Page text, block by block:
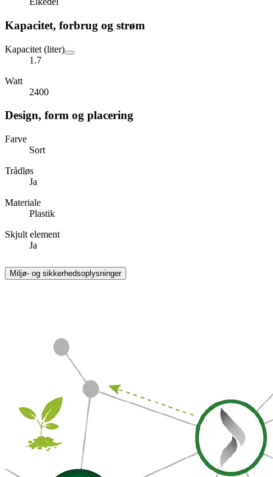
Kapacitet, forbrug og strøm
Kapacitet (liter)
1.7
Watt
2400
Design, form og placering
Farve
Sort
Trådløs
Ja
Materiale
Plastik
Skjult element
Ja
Miljø- og sikkerhedsoplysninger